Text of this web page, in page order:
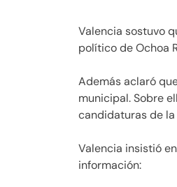
Valencia sostuvo
político de Ochoa
Además aclaró
municipal. Sobre
candidaturas de la
Valencia insistió
información: